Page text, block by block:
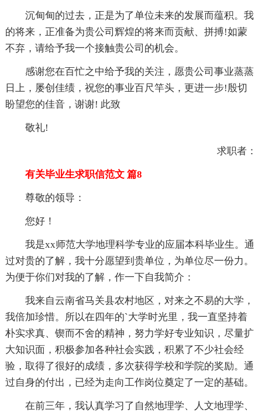
沉甸甸的过去，正是为了单位未来的发展而蕴积。我
的将来，正准备为贵公司辉煌的将来而贡献、拼搏!如蒙
不弃，请给予我一个接触贵公司的机会。
感谢您在百忙之中给予我的关注，愿贵公司事业蒸蒸
日上，屡创佳绩，祝您的事业百尺竿头，更进一步!殷切
盼望您的佳音，谢谢! 此致
敬礼!
求职者：
有关毕业生求职信范文 篇8
尊敬的领导：
您好！
我是xx师范大学地理科学专业的应届本科毕业生。通
过对贵的了解，我十分愿望到贵单位，为单位尽一份力。
为便于你们对我的了解，作一下自我简介：
我来自云南省马关县农村地区，对来之不易的大学，
我倍加珍惜。所以在四年的`大学时光里，我一直坚持着
朴实求真、锲而不舍的精神，努力学好专业知识，尽量扩
大知识面，积极参加各种社会实践，积累了不少社会经
验，取得了很好的成绩，多次获得学校和学院的奖励。通
过自身的付出，已经为走向工作岗位奠定了一定的基础。
在前三年，我认真学习了自然地理学、人文地理学、